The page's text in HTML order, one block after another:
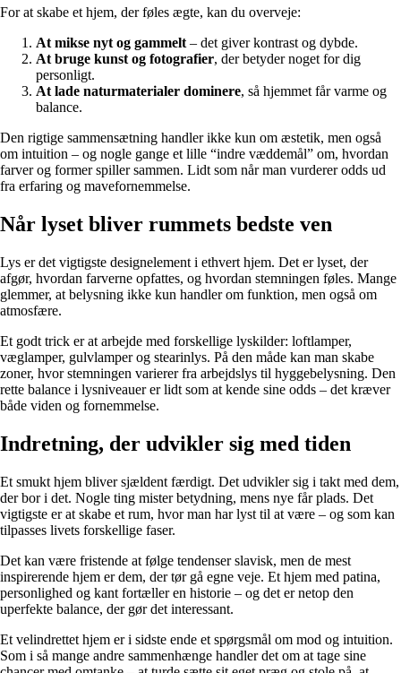
For at skabe et hjem, der føles ægte, kan du overveje:
At mikse nyt og gammelt– det giver kontrast og dybde.
At bruge kunst og fotografier, der betyder noget for dig
personligt.
At lade naturmaterialer dominere, så hjemmet får varme og
balance.
Den rigtige sammensætning handler ikke kun om æstetik, men også
om intuition – og nogle gange et lille “indre væddemål” om, hvordan
farver og former spiller sammen. Lidt som når man vurderer odds ud
fra erfaring og mavefornemmelse.
Når lyset bliver rummets bedste ven
Lys er det vigtigste designelement i ethvert hjem. Det er lyset, der
afgør, hvordan farverne opfattes, og hvordan stemningen føles. Mange
glemmer, at belysning ikke kun handler om funktion, men også om
atmosfære.
Et godt trick er at arbejde med forskellige lyskilder: loftlamper,
væglamper, gulvlamper og stearinlys. På den måde kan man skabe
zoner, hvor stemningen varierer fra arbejdslys til hyggebelysning. Den
rette balance i lysniveauer er lidt som at kende sine odds – det kræver
både viden og fornemmelse.
Indretning, der udvikler sig med tiden
Et smukt hjem bliver sjældent færdigt. Det udvikler sig i takt med dem,
der bor i det. Nogle ting mister betydning, mens nye får plads. Det
vigtigste er at skabe et rum, hvor man har lyst til at være – og som kan
tilpasses livets forskellige faser.
Det kan være fristende at følge tendenser slavisk, men de mest
inspirerende hjem er dem, der tør gå egne veje. Et hjem med patina,
personlighed og kant fortæller en historie – og det er netop den
uperfekte balance, der gør det interessant.
Et velindrettet hjem er i sidste ende et spørgsmål om mod og intuition.
Som i så mange andre sammenhænge handler det om at tage sine